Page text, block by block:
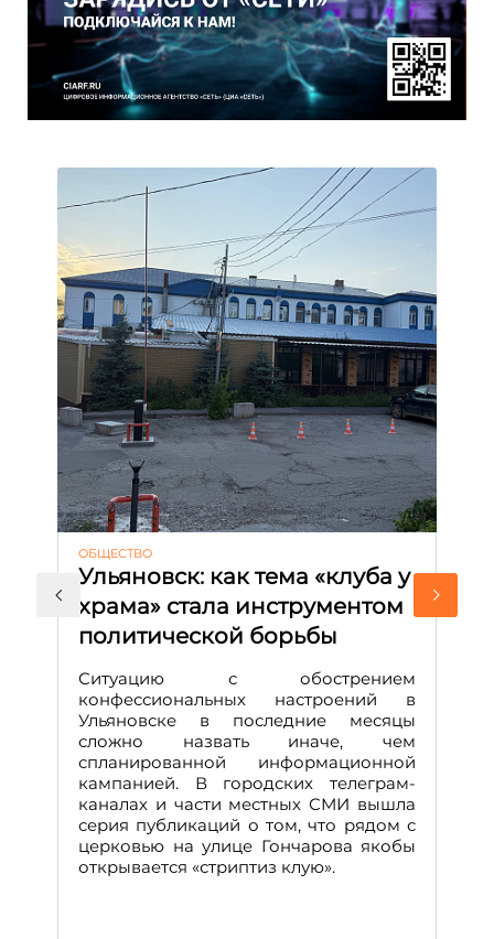
ОБЩЕСТВО
Ульяновск: как тема «клуба у
храма» стала инструментом
политической борьбы
Ситуацию с обострением
конфессиональных настроений в
Ульяновске в последние месяцы
сложно назвать иначе, чем
спланированной информационной
кампанией. В городских телеграм-
каналах и части местных СМИ вышла
серия публикаций о том, что рядом с
церковью на улице Гончарова якобы
открывается «стриптиз клую».